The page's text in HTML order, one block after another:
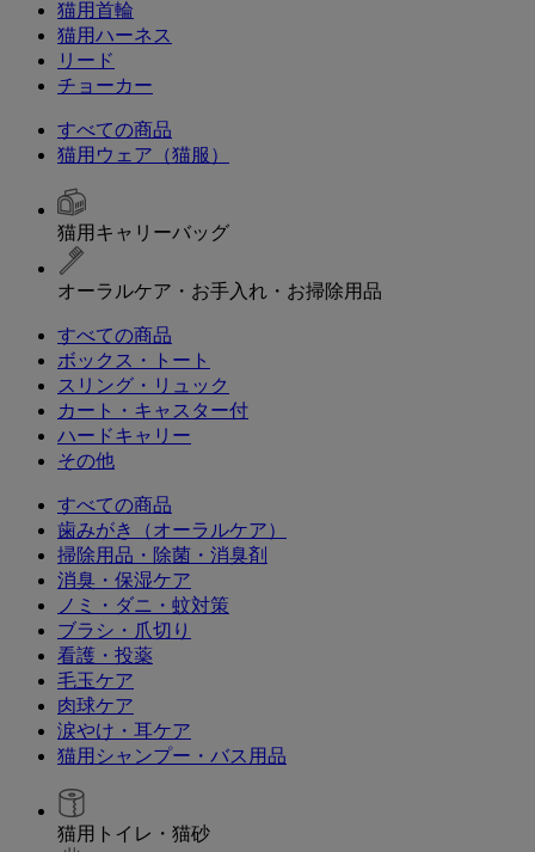
猫用首輪
猫用ハーネス
リード
チョーカー
すべての商品
猫用ウェア（猫服）
猫用キャリーバッグ
オーラルケア・お手入れ・お掃除用品
すべての商品
ボックス・トート
スリング・リュック
カート・キャスター付
ハードキャリー
その他
すべての商品
歯みがき（オーラルケア）
掃除用品・除菌・消臭剤
消臭・保湿ケア
ノミ・ダニ・蚊対策
ブラシ・爪切り
看護・投薬
毛玉ケア
肉球ケア
涙やけ・耳ケア
猫用シャンプー・バス用品
猫用トイレ・猫砂